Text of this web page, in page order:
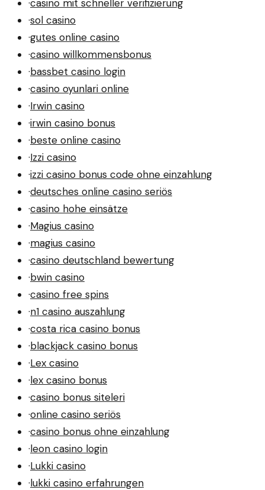
·casino mit schneller verifizierung
·sol casino
·gutes online casino
·casino willkommensbonus
·bassbet casino login
·casino oyunlari online
·Irwin casino
·irwin casino bonus
·beste online casino
·Izzi casino
·izzi casino bonus code ohne einzahlung
·deutsches online casino seriös
·casino hohe einsätze
·Magius casino
·magius casino
·casino deutschland bewertung
·bwin casino
·casino free spins
·n1 casino auszahlung
·costa rica casino bonus
·blackjack casino bonus
·Lex casino
·lex casino bonus
·casino bonus siteleri
·online casino seriös
·casino bonus ohne einzahlung
·leon casino login
·Lukki casino
·lukki casino erfahrungen